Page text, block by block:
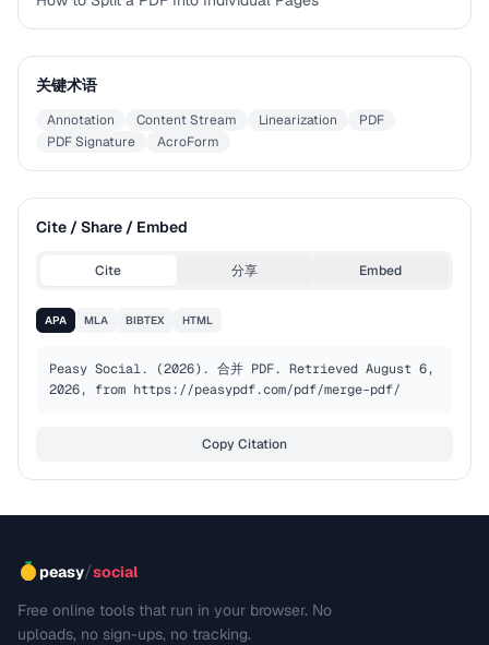
关键术语
Annotation Content Stream Linearization
PDF
PDF Signature
AcroForm
Cite / Share / Embed
Cite 分享 Embed
APA MLA BIBTEX HTML
Peasy Social. (2026). 合并 PDF. Retrieved August 6,
2026, from https://peasypdf.com/pdf/merge-pdf/
Copy Citation
peasy/social
Free online tools that run in your browser. No
uploads, no sign-ups, no tracking.